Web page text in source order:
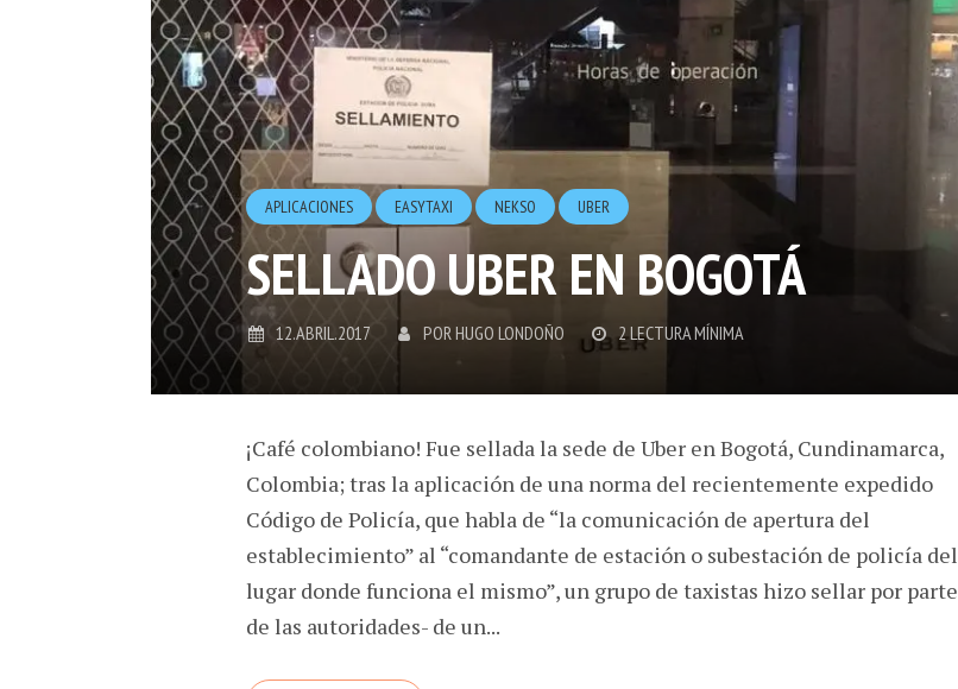
APLICACIONES EASYTAXI NEKSO UBER
SELLADO UBER EN BOGOTÁ
12.ABRIL.2017 PORHUGO LONDOÑO 2 LECTURA MÍNIMA
¡Café colombiano! Fue sellada la sede de Uber en Bogotá, Cundinamarca,
Colombia; tras la aplicación de una norma del recientemente expedido
Código de Policía, que habla de “la comunicación de apertura del
establecimiento” al “comandante de estación o subestación de policía del
lugar donde funciona el mismo”, un grupo de taxistas hizo sellar por parte
de las autoridades- de un...